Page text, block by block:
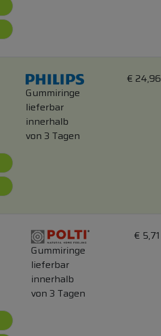
Gummiringe
lieferbar
innerhalb
von 3 Tagen
€ 24,96
Gummiringe
lieferbar
innerhalb
von 3 Tagen
€ 5,71